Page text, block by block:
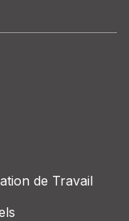
de Travail